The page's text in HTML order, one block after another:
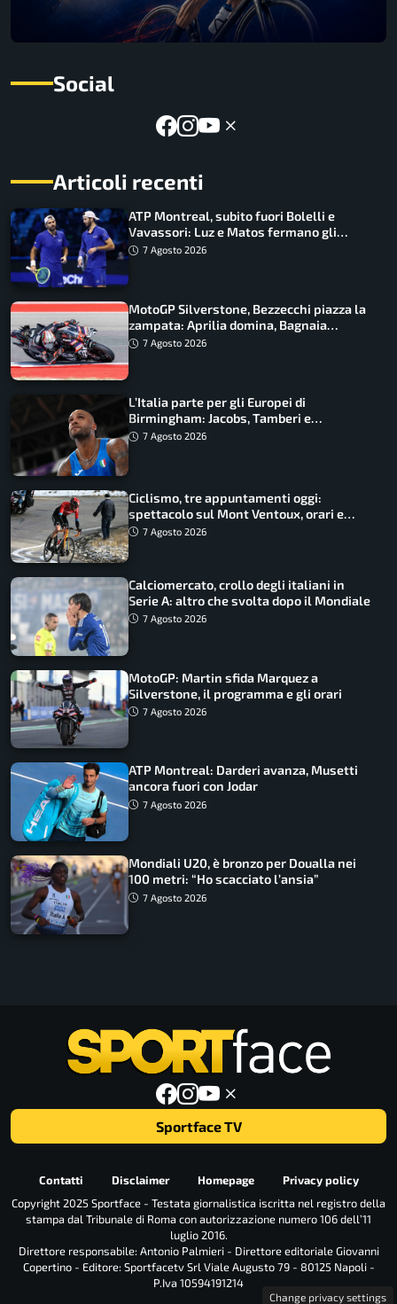
Social
Articoli recenti
ATP Montreal, subito fuori Bolelli e
Vavassori: Luz e Matos fermano gli
azzurri
7 Agosto 2026
MotoGP Silverstone, Bezzecchi piazza la
zampata: Aprilia domina, Bagnaia
costretto al Q1
7 Agosto 2026
L’Italia parte per gli Europei di
Birmingham: Jacobs, Tamberi e
Battocletti guidano una spedizione
7 Agosto 2026
Ciclismo, tre appuntamenti oggi:
spettacolo sul Mont Ventoux, orari e
come vederli
7 Agosto 2026
Calciomercato, crollo degli italiani in
Serie A: altro che svolta dopo il Mondiale
7 Agosto 2026
MotoGP: Martin sfida Marquez a
Silverstone, il programma e gli orari
7 Agosto 2026
ATP Montreal: Darderi avanza, Musetti
ancora fuori con Jodar
7 Agosto 2026
Mondiali U20, è bronzo per Doualla nei
100 metri: “Ho scacciato l’ansia”
7 Agosto 2026
Sportface TV
Contatti Disclaimer Homepage
Privacy policy
Copyright 2025 Sportface - Testata giornalistica iscritta nel registro della
stampa dal Tribunale di Roma con autorizzazione numero 106 dell’11
luglio 2016.
Direttore responsabile: Antonio Palmieri - Direttore editoriale Giovanni
Copertino - Editore: Sportfacetv Srl Viale Augusto 79 - 80125 Napoli -
P.Iva 10594191214
Change privacy settings